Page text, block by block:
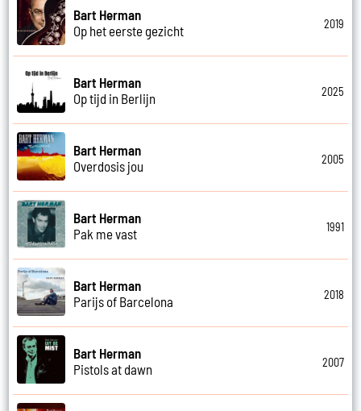
Bart Herman
Op het eerste gezicht
2019
Bart Herman
Op tijd in Berlijn
2025
Bart Herman
Overdosis jou
2005
Bart Herman
Pak me vast
1991
Bart Herman
Parijs of Barcelona
2018
Bart Herman
Pistols at dawn
2007